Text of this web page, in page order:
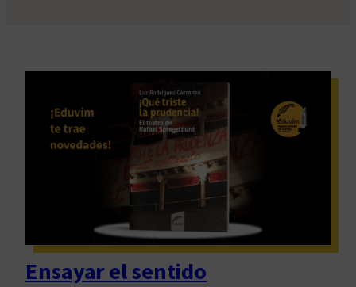
Ensayar el sentido